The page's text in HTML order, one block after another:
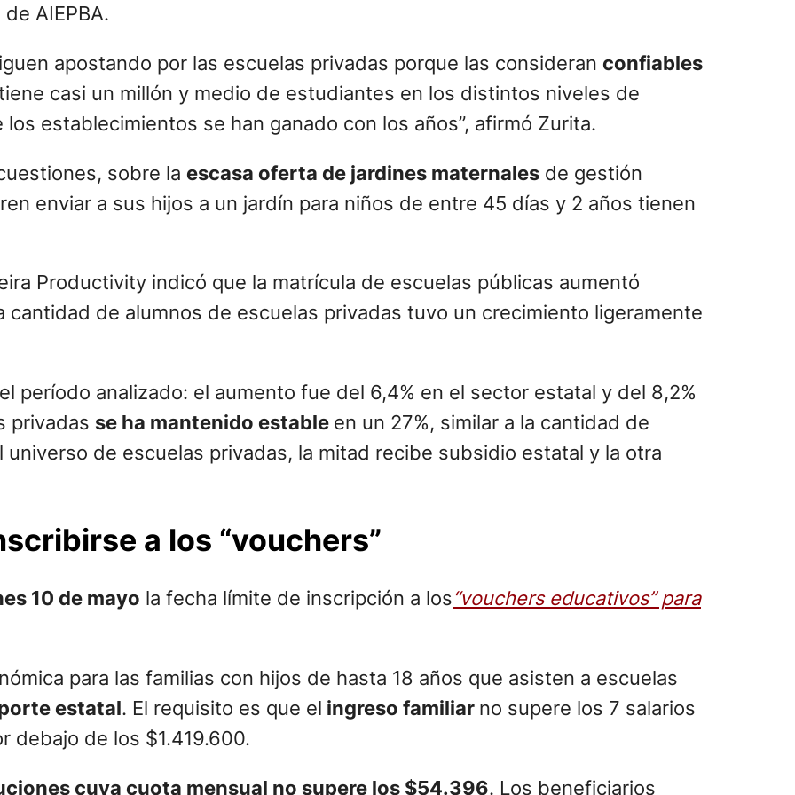
AIEPBA.
apostando por las escuelas privadas porque las consideran confiables
casi un millón y medio de estudiantes en los distintos niveles de
establecimientos se han ganado con los años”, afirmó Zurita.
sobre la escasa oferta de jardines maternales de gestión
enviar a sus hijos a un jardín para niños de entre 45 días y 2 años tienen
Productivity indicó que la matrícula de escuelas públicas aumentó
de alumnos de escuelas privadas tuvo un crecimiento ligeramente
período analizado: el aumento fue del 6,4% en el sector estatal y del 8,2%
privadas se ha mantenido estable en un 27%, similar a la cantidad de
de escuelas privadas, la mitad recibe subsidio estatal y la otra
a los “vouchers”
10 de mayo la fecha límite de inscripción a los“vouchers educativos” para
para las familias con hijos de hasta 18 años que asisten a escuelas
estatal. El requisito es que el ingreso familiar no supere los 7 salarios
debajo de los $1.419.600.
cuya cuota mensual no supere los $54.396. Los beneficiarios